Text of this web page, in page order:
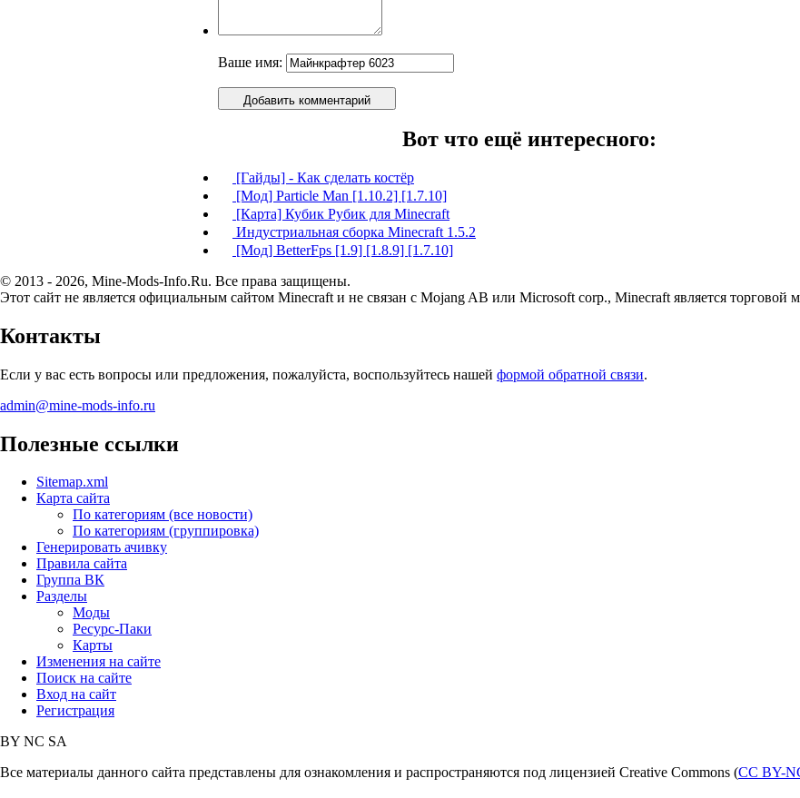
Ваше имя:
Добавить комментарий
Вот что ещё интересного:
[Гайды] - Как сделать костёр
[Мод] Particle Man [1.10.2] [1.7.10]
[Карта] Кубик Рубик для Minecraft
Индустриальная сборка Minecraft 1.5.2
[Мод] BetterFps [1.9] [1.8.9] [1.7.10]
© 2013 - 2026, Mine-Mods-Info.Ru. Все права защищены.
Этот сайт не является официальным сайтом Minecraft и не связан с Mojang AB или Microsoft corp., Minecraft является
Контакты
Если у вас есть вопросы или предложения, пожалуйста, воспользуйтесь нашей формой обратной связи.
admin@mine-mods-info.ru
Полезные ссылки
Sitemap.xml
Карта сайта
По категориям (все новости)
По категориям (группировка)
Генерировать ачивку
Правила сайта
Группа ВК
Разделы
Моды
Ресурс-Паки
Карты
Изменения на сайте
Поиск на сайте
Вход на сайт
Регистрация
BY NC SA
Все материалы данного сайта представлены для ознакомления и распространяются под лицензией Creative Commons (CC BY-